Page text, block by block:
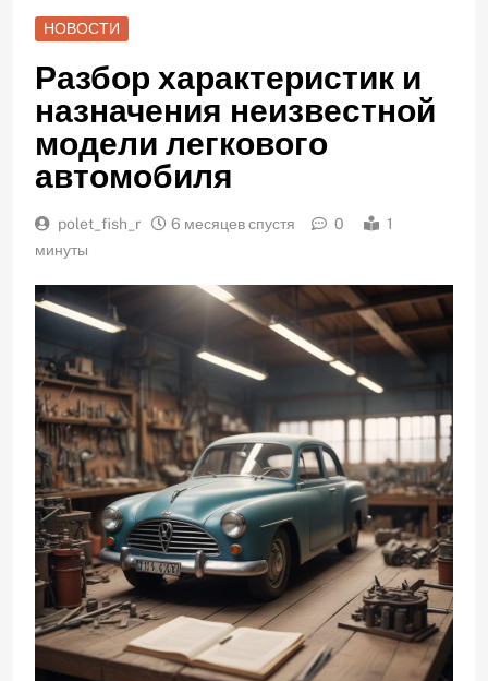
НОВОСТИ
Разбор характеристик и
назначения неизвестной
модели легкового
автомобиля
polet_fish_r 6 месяцев спустя 0
1
минуты